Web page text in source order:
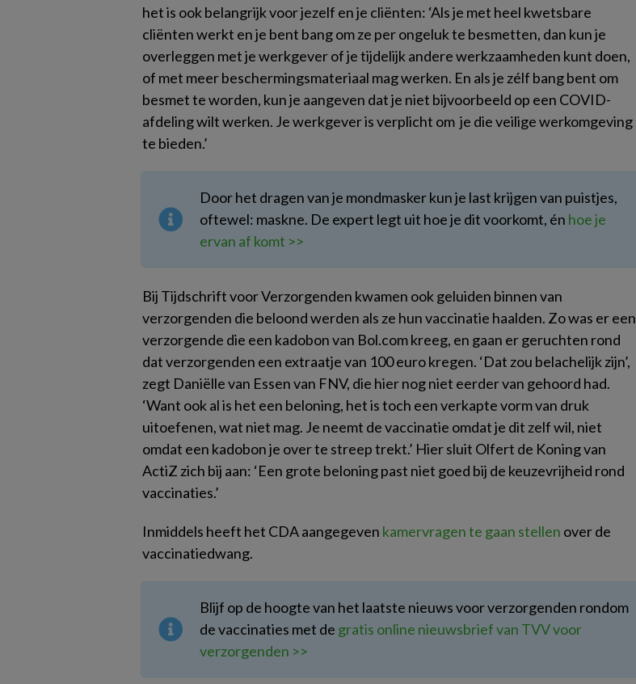
het is ook belangrijk voor jezelf en je cliënten: ‘Als je met heel kwetsbare
cliënten werkt en je bent bang om ze per ongeluk te besmetten, dan kun je
overleggen met je werkgever of je tijdelijk andere werkzaamheden kunt doen,
of met meer beschermingsmateriaal mag werken. En als je zélf bang bent om
besmet te worden, kun je aangeven dat je niet bijvoorbeeld op een COVID-
afdeling wilt werken. Je werkgever is verplicht om je die veilige werkomgeving
te bieden.’
Door het dragen van je mondmasker kun je last krijgen van puistjes,
oftewel: maskne. De expert legt uit hoe je dit voorkomt, én hoe je
ervan af komt >>
Bij Tijdschrift voor Verzorgenden kwamen ook geluiden binnen van
verzorgenden die beloond werden als ze hun vaccinatie haalden. Zo was er een
verzorgende die een kadobon van Bol.com kreeg, en gaan er geruchten rond
dat verzorgenden een extraatje van 100 euro kregen. ‘Dat zou belachelijk zijn’,
zegt Daniëlle van Essen van FNV, die hier nog niet eerder van gehoord had.
‘Want ook al is het een beloning, het is toch een verkapte vorm van druk
uitoefenen, wat niet mag. Je neemt de vaccinatie omdat je dit zelf wil, niet
omdat een kadobon je over te streep trekt.’ Hier sluit Olfert de Koning van
ActiZ zich bij aan: ‘Een grote beloning past niet goed bij de keuzevrijheid rond
vaccinaties.’
Inmiddels heeft het CDA aangegeven kamervragen te gaan stellen over de
vaccinatiedwang.
Blijf op de hoogte van het laatste nieuws voor verzorgenden rondom
de vaccinaties met de gratis online nieuwsbrief van TVV voor
verzorgenden >>